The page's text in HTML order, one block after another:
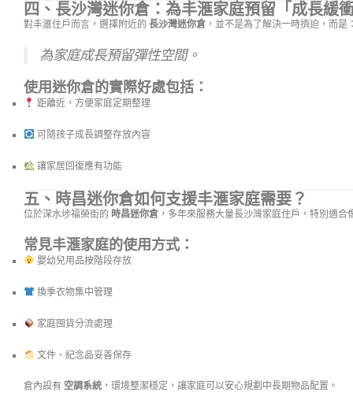
四、長沙灣迷你倉：為丰滙家庭預留「成長緩
對丰滙住戶而言，選擇附近的 長沙灣迷你倉 ，並不是為了解決一時擠迫，而是
為家庭成長預留彈性空間。
使用迷你倉的實際好處包括：
距離近，方便家庭定期整理
可隨孩子成長調整存放內容
讓家居回復應有功能
五、時昌迷你倉如何支援丰滙家庭需要？
位於深水埗福榮街的 時昌迷你倉 ，多年來服務大量長沙灣家庭住戶，特別適
常見丰滙家庭的使用方式：
嬰幼兒用品按階段存放
換季衣物集中管理
家庭囤貨分流處理
文件、紀念品妥善保存
倉內設有 空調系統 ，環境整潔穩定，讓家庭可以安心規劃中長期物品配置。